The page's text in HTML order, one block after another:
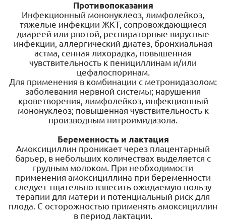
Противопоказания
Инфекционный мононуклеоз, лимфолейкоз,
тяжелые инфекции ЖКТ, сопровождающиеся
диареей или рвотой, респираторные вирусные
инфекции, аллергический диатез, бронхиальная
астма, сенная лихорадка, повышенная
чувствительность к пенициллинам и/или
цефалоспоринам.
Для применения в комбинации с метронидазолом:
заболевания нервной системы; нарушения
кроветворения, лимфолейкоз, инфекционный
мононуклеоз; повышенная чувствительность к
производным нитроимидазола.
Беременность и лактация
Амоксициллин проникает через плацентарный
барьер, в небольших количествах выделяется с
грудным молоком. При необходимости
применения амоксициллина при беременности
следует тщательно взвесить ожидаемую пользу
терапии для матери и потенциальный риск для
плода. С осторожностью применять амоксициллин
в период лактации.